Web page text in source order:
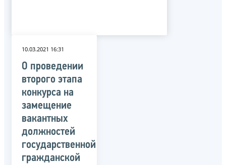
10.03.2021 16:31
О проведении
второго этапа
конкурса на
замещение
вакантных
должностей
государственной
гражданской